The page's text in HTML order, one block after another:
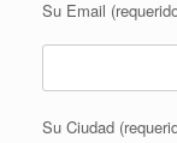
Su Email
Su Ciudad